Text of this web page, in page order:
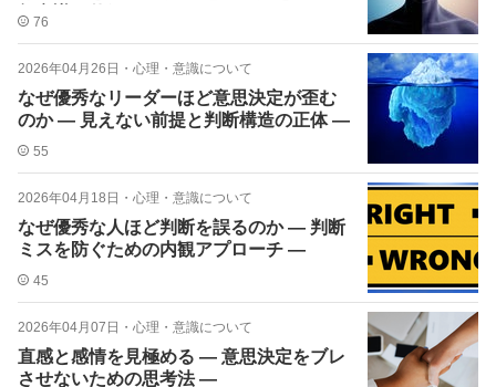
無意識の仕組み ―
76
2026年04月26日 ・ 心理・意識について
なぜ優秀なリーダーほど意思決定が歪む
のか ― 見えない前提と判断構造の正体 ―
55
2026年04月18日 ・ 心理・意識について
なぜ優秀な人ほど判断を誤るのか ― 判断
ミスを防ぐための内観アプローチ ―
45
2026年04月07日 ・ 心理・意識について
直感と感情を見極める ― 意思決定をブレ
させないための思考法 ―